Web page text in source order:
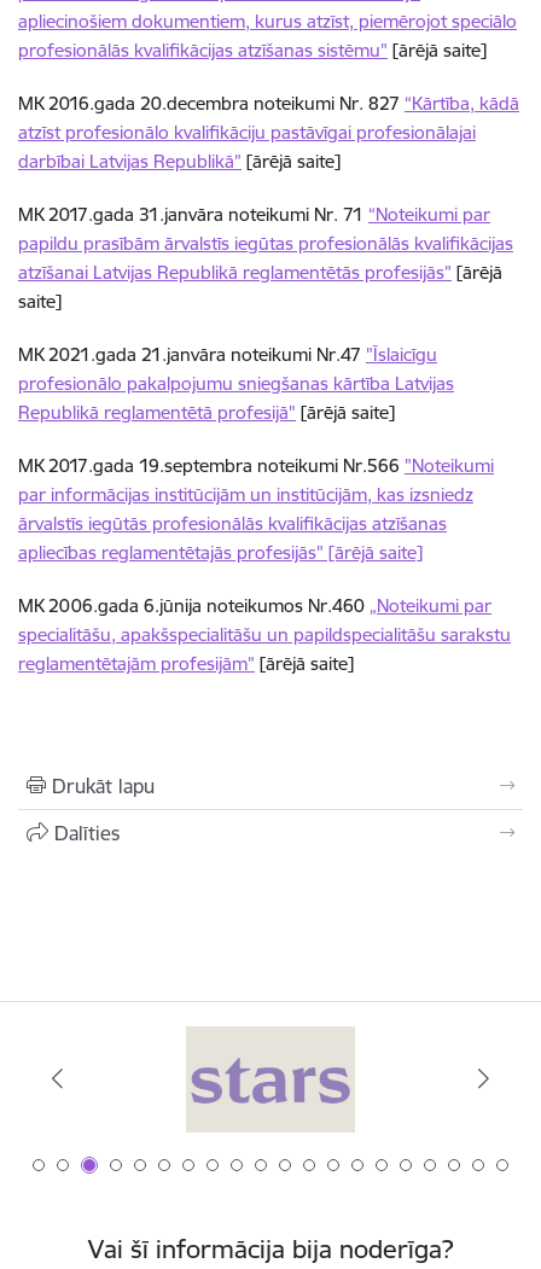
apliecinošiem dokumentiem, kurus atzīst, piemērojot speciālo
profesionālās kvalifikācijas atzīšanas sistēmu" [ārējā saite]
MK 2016.gada 20.decembra noteikumi Nr. 827 “Kārtība, kādā
atzīst profesionālo kvalifikāciju pastāvīgai profesionālajai
darbībai Latvijas Republikā” [ārējā saite]
MK 2017.gada 31.janvāra noteikumi Nr. 71 “Noteikumi par
papildu prasībām ārvalstīs iegūtas profesionālās kvalifikācijas
atzīšanai Latvijas Republikā reglamentētās profesijās” [ārējā
saite]
MK 2021.gada 21.janvāra noteikumi Nr.47 "Īslaicīgu
profesionālo pakalpojumu sniegšanas kārtība Latvijas
Republikā reglamentētā profesijā" [ārējā saite]
MK 2017.gada 19.septembra noteikumi Nr.566 "Noteikumi
par informācijas institūcijām un institūcijām, kas izsniedz
ārvalstīs iegūtās profesionālās kvalifikācijas atzīšanas
apliecības reglamentētajās profesijās" [ārējā saite]
MK 2006.gada 6.jūnija noteikumos Nr.460 „Noteikumi par
specialitāšu, apakšspecialitāšu un papildspecialitāšu sarakstu
reglamentētajām profesijām” [ārējā saite]
Drukāt lapu
Dalīties
Vai šī informācija bija noderīga?